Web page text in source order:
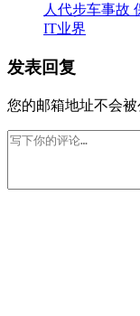
人代步车事故
IT业界
发表回复
您的邮箱地址不会被